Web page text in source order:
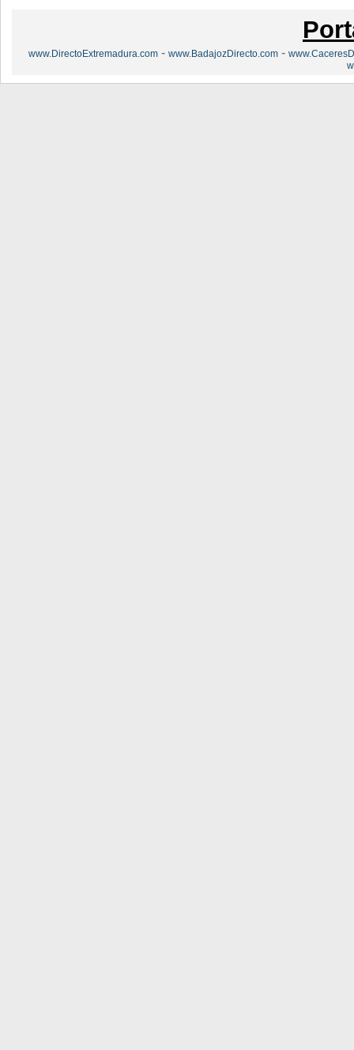
www.DirectoExtremadura.com - www.BadajozDirecto.com -